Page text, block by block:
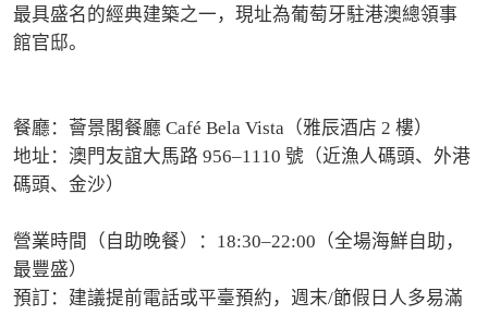
最具盛名的經典建築之一，現址為葡萄牙駐港澳總領事
館官邸。
餐廳：薈景閣餐廳 Café Bela Vista（雅辰酒店 2 樓）
地址：澳門友誼大馬路 956–1110 號（近漁人碼頭、外港
碼頭、金沙）
營業時間（自助晚餐）：18:30–22:00（全場海鮮自助，
最豐盛）
預訂：建議提前電話或平臺預約，週末/節假日人多易滿